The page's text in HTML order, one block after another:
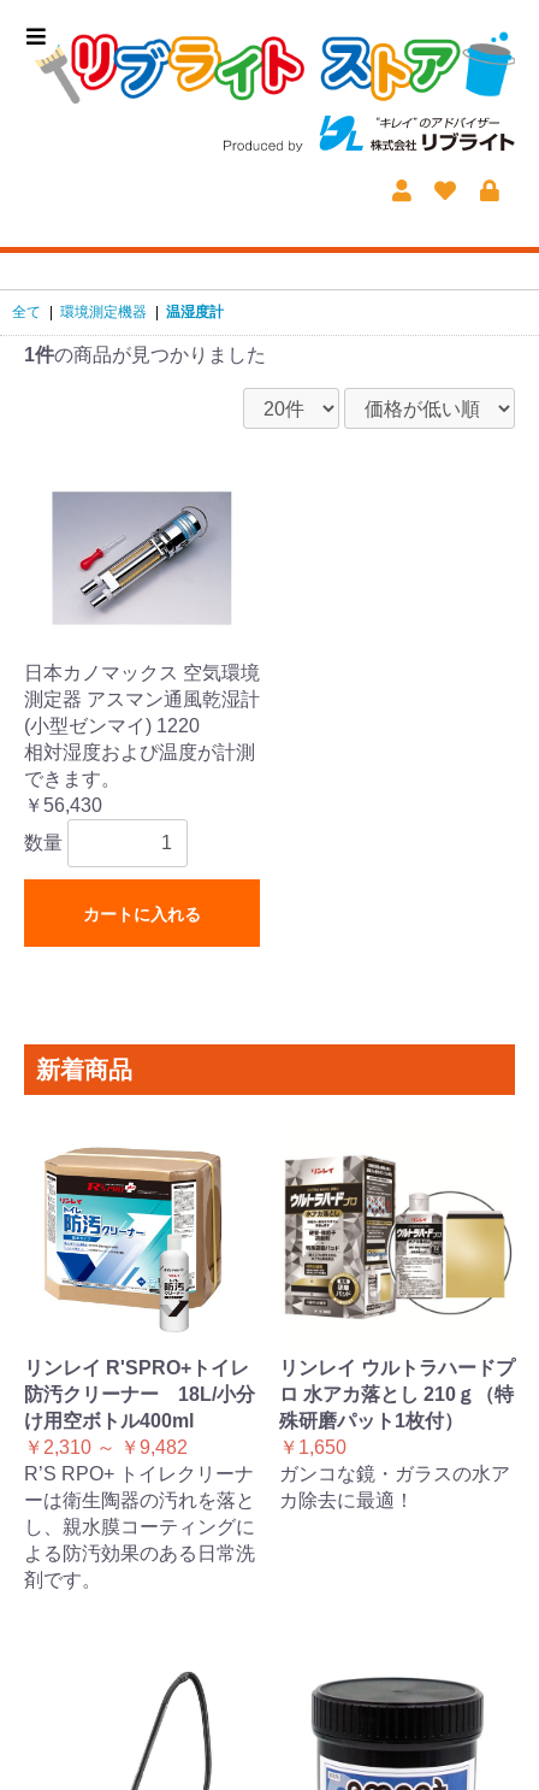
全て 環境測定機器 温湿度計
1件の商品が見つかりました
日本カノマックス 空気環境
測定器 アスマン通風乾湿計
(小型ゼンマイ) 1220
相対湿度およぴ温度が計測
できます。
￥56,430
数量
カートに入れる
新着商品
リンレイ R'SPRO+トイレ
防汚クリーナー 18L/小分
け用空ボトル400ml
￥2,310 ～ ￥9,482
R’S RPO+ トイレクリーナ
ーは衛生陶器の汚れを落と
し、親水膜コーティングに
よる防汚効果のある日常洗
剤です。
リンレイ ウルトラハードプ
ロ 水アカ落とし 210ｇ（特
殊研磨パット1枚付）
￥1,650
ガンコな鏡・ガラスの水ア
カ除去に最適！